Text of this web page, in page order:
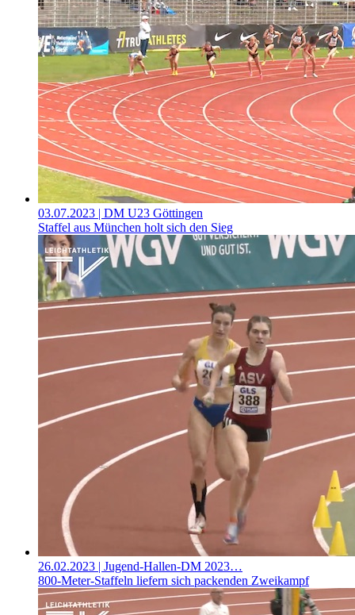
03.07.2023 | DM U23 Göttingen
Staffel aus München holt sich den Sieg
26.02.2023 | Jugend-Hallen-DM 2023…
800-Meter-Staffeln liefern sich packenden Zweikampf